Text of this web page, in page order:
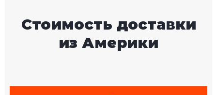
Стоимость доставки
из Америки